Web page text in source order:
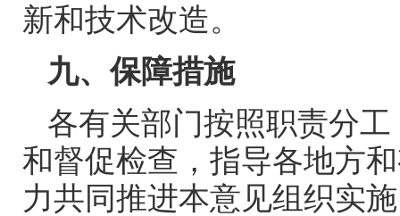
新和技术改造。
九、保障措施
各有关部门按照职责分
和督促检查，指导各地方
力共同推进本意见组织实